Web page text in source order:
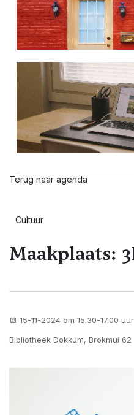
Terug naar agenda
Cultuur
Maakplaats:
15-11-2024 om 15.30-17.00 uur
Bibliotheek Dokkum, Brokmui 62